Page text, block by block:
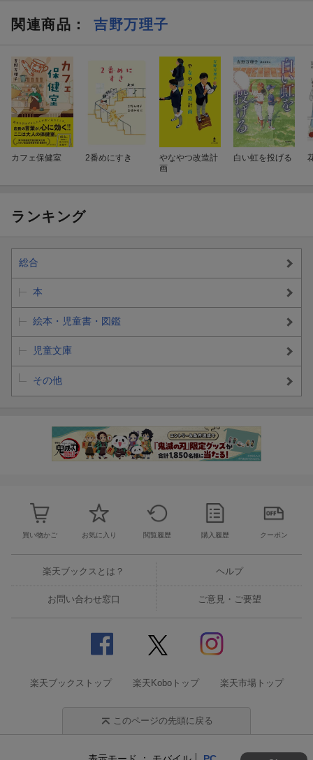
関連商品 ： 吉野万理子
カフェ保健室 2番めにすき
やなやつ改造計
画
白い虹を投げる
ランキング
総合
本
絵本・児童書・図鑑
児童文庫
その他
買い物かご お気に入り 閲覧履歴 購入履歴 クーポン
楽天ブックスとは？ ヘルプ
お問い合わせ窓口 ご意見・ご要望
楽天ブックストップ 楽天Koboトップ 楽天市場トップ
このページの先頭に戻る